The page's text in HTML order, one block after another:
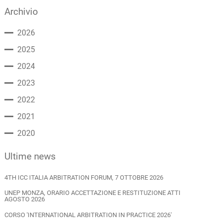
Archivio
2026
2025
2024
2023
2022
2021
2020
Ultime news
4TH ICC ITALIA ARBITRATION FORUM, 7 OTTOBRE 2026
UNEP MONZA, ORARIO ACCETTAZIONE E RESTITUZIONE ATTI
AGOSTO 2026
CORSO 'INTERNATIONAL ARBITRATION IN PRACTICE 2026'